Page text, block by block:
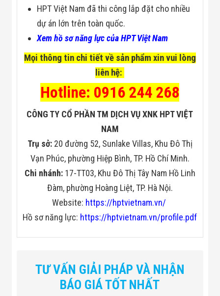
HPT Việt Nam đã thi công lắp đặt cho nhiều
dự án lớn trên toàn quốc.
Xem hồ sơ năng lực của HPT Việt Nam
Mọi thông tin chi tiết về sản phẩm xin vui lòng
liên hệ:
Hotline: 0916 244 268
CÔNG TY CỔ PHẦN TM DỊCH VỤ XNK HPT VIỆT
NAM
Trụ sở: 20 đường 52, Sunlake Villas, Khu Đô Thị
Vạn Phúc, phường Hiệp Bình, TP. Hồ Chí Minh.
Chi nhánh:17-TT03, Khu Đô Thị Tây Nam Hồ Linh
Đàm, phường Hoàng Liệt, TP. Hà Nội.
Website: https://hptvietnam.vn/
Hồ sơ năng lực: https://hptvietnam.vn/profile.pdf
TƯ VẤN GIẢI PHÁP VÀ NHẬN
BÁO GIÁ TỐT NHẤT